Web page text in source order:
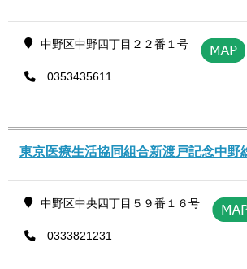
中野区中野四丁目２２番１号
0353435611
東京医療生活協同組合新渡戸記念中野
中野区中央四丁目５９番１６号
0333821231